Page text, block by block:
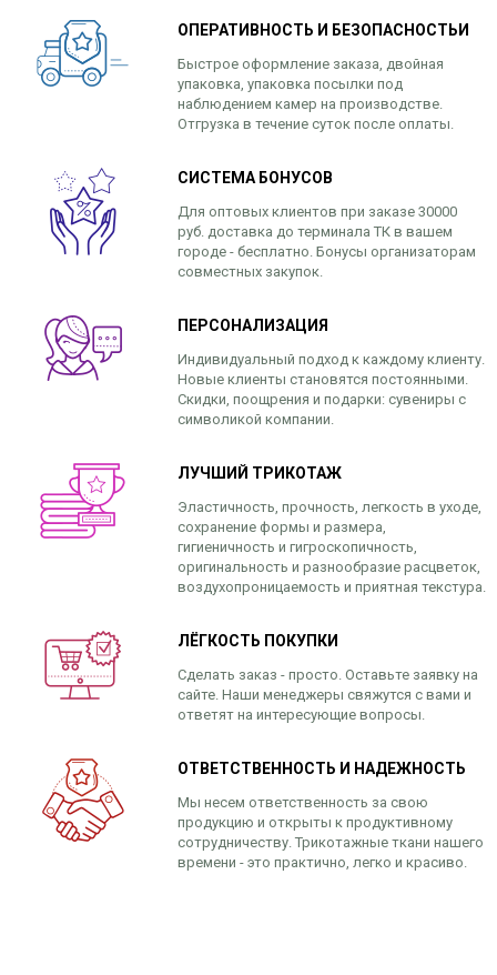
ОПЕРАТИВНОСТЬ И БЕЗОПАСНОСТЬИ
Быстрое оформление заказа, двойная
упаковка, упаковка посылки под
наблюдением камер на производстве.
Отгрузка в течение суток после оплаты.
СИСТЕМА БОНУСОВ
Для оптовых клиентов при заказе 30000
руб. доставка до терминала ТК в вашем
городе - бесплатно. Бонусы организаторам
совместных закупок.
ПЕРСОНАЛИЗАЦИЯ
Индивидуальный подход к каждому клиенту.
Новые клиенты становятся постоянными.
Скидки, поощрения и подарки: сувениры с
символикой компании.
ЛУЧШИЙ ТРИКОТАЖ
Эластичность, прочность, легкость в уходе,
сохранение формы и размера,
гигиеничность и гигроскопичность,
оригинальность и разнообразие расцветок,
воздухопроницаемость и приятная текстура.
ЛЁГКОСТЬ ПОКУПКИ
Сделать заказ - просто. Оставьте заявку на
сайте. Наши менеджеры свяжутся с вами и
ответят на интересующие вопросы.
ОТВЕТСТВЕННОСТЬ И НАДЕЖНОСТЬ
Мы несем ответственность за свою
продукцию и открыты к продуктивному
сотрудничеству. Трикотажные ткани нашего
времени - это практично, легко и красиво.